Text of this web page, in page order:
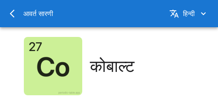
आवर्त सारणी हिन्दी
कोबाल्ट